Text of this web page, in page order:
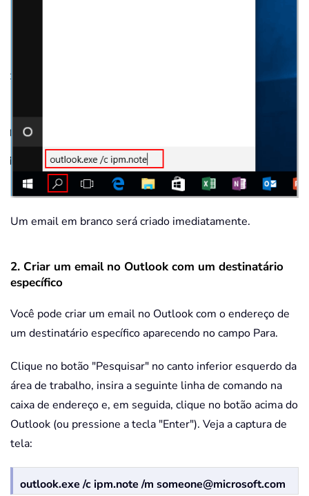
Um email em branco será criado imediatamente.
2. Criar um email no Outlook com um destinatário
específico
Você pode criar um email no Outlook com o endereço de
um destinatário específico aparecendo no campo Para.
Clique no botão "Pesquisar" no canto inferior esquerdo da
área de trabalho, insira a seguinte linha de comando na
caixa de endereço e, em seguida, clique no botão acima do
Outlook (ou pressione a tecla "Enter"). Veja a captura de
tela:
outlook.exe /c ipm.note /m someone@microsoft.com